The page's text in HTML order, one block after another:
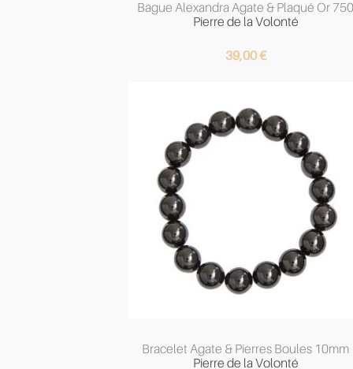
Bague Alexandra Agate & Plaqué Or
Pierre de la Volonté
39,00€
Bracelet Agate & Pierres Boules 10mm
Pierre de la Volonté